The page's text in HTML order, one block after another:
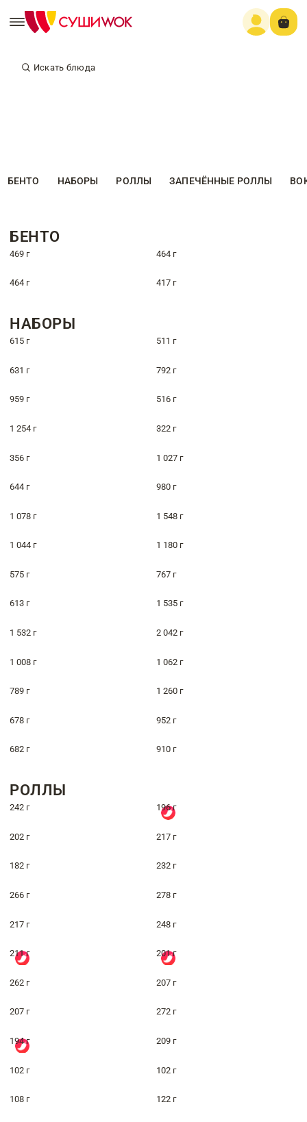
Искать блюда
БЕНТО НАБОРЫ РОЛЛЫ ЗАПЕЧЁННЫЕ РОЛЛЫ
БЕНТО
469 г 464 г
464 г 417 г
НАБОРЫ
615 г 511 г
631 г 792 г
959 г 516 г
1 254 г 322 г
356 г 1 027 г
644 г 980 г
1 078 г 1 548 г
1 044 г 1 180 г
575 г 767 г
613 г 1 535 г
1 532 г 2 042 г
1 008 г 1 062 г
789 г 1 260 г
678 г 952 г
682 г 910 г
РОЛЛЫ
242 г 196 г
202 г 217 г
182 г 232 г
266 г 278 г
217 г 248 г
211 г 201 г
262 г 207 г
207 г 272 г
194 г 209 г
102 г 102 г
108 г 122 г